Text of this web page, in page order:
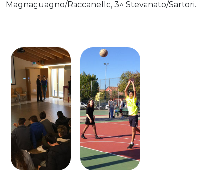
Magnaguagno/Raccanello, 3^ Stevanato/Sartori.